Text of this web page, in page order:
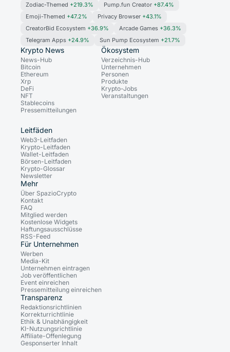
Zodiac-Themed +219.3% Pump.fun Creator +87.4%
Emoji-Themed +47.2% Privacy Browser +43.1%
CreatorBid Ecosystem +36.9% Arcade Games +36.3%
Telegram Apps +24.9% Sun Pump Ecosystem +21.7%
Krypto News
News-Hub
Bitcoin
Ethereum
Xrp
DeFi
NFT
Stablecoins
Pressemitteilungen
Ökosystem
Verzeichnis-Hub
Unternehmen
Personen
Produkte
Krypto-Jobs
Veranstaltungen
Leitfäden
Web3-Leitfaden
Krypto-Leitfaden
Wallet-Leitfaden
Börsen-Leitfaden
Krypto-Glossar
Newsletter
Mehr
Über SpazioCrypto
Kontakt
FAQ
Mitglied werden
Kostenlose Widgets
Haftungsausschlüsse
RSS-Feed
Für Unternehmen
Werben
Media-Kit
Unternehmen eintragen
Job veröffentlichen
Event einreichen
Pressemitteilung einreichen
Transparenz
Redaktionsrichtlinien
Korrekturrichtlinie
Ethik & Unabhängigkeit
KI-Nutzungsrichtlinie
Affiliate-Offenlegung
Gesponserter Inhalt